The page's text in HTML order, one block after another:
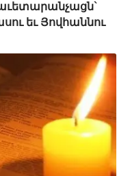
աւետարանչացն`
եւ Յովհաննու